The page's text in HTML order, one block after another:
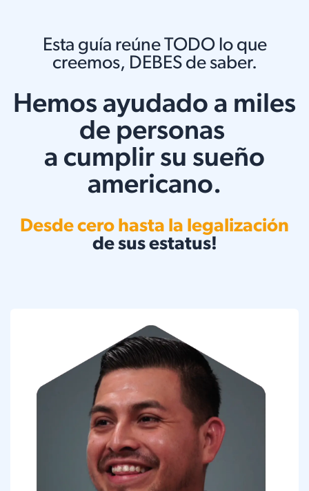
Esta guía reúne TODO lo que
creemos, DEBES de saber.
Hemos ayudado a miles
de personas
a cumplir su sueño
americano.
Desde cero hasta la legalización
de sus estatus!